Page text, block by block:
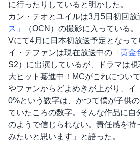
に行ったりしていると明かした。
カン・テオとユイルは3月5日初回放
ス」
（OCN）の撮影に入っている
Vにて4月に日本初放送予定となって
イ・テファンは現在放送中の 「黄金
S2）に出演しているが、ドラマは
大ヒット驀進中！MCがこれについ
やファンからどよめきが上がり、イ
0%という数字は、かつて僕が子供
ていたころの数字。そんな作品に自
のようで信じられない。責任感を持
みたいと思います」と語った。